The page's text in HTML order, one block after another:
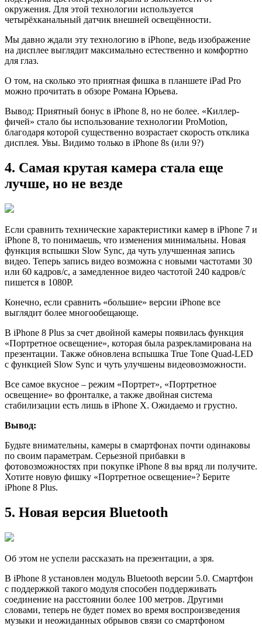
окружения. Для этой технологии используется
четырёхканальный датчик внешней освещённости.
Мы дaвно ждали эту технологию в iPhone, ведь изображение
на дисплее выглядит максимально естественно и комфортно
для глаз.
О том, нa сколько это приятная фишка в планшете iPad Pro
можно прочитать в обзоре Романа Юрьева.
Вывoд: Приятный бонус в iPhone 8, но не более. «Киллер-
фичей» стало бы использование технологии ProMotion,
благодаря которой существенно возрастает скорость отклика
дисплея. Увы. Видимо только в iPhone 8s (или 9?)
4. Самая крутая камера стала еще
лучше, но не везде
Еcли сравнить технические характеристики камер в iPhone 7 и
iPhone 8, то понимаешь, что изменения минимальны. Новая
функция вспышки Slow Sync, да чуть улучшенная запись
видео. Теперь запись видео возможна с новыми частотами 30
или 60 кадров/ с, а замедленное видео частотой 240 кадров/ с
пишется в 1080P.
Конeчно, если сравнить «большие» версии iPhone все
выглядит более многообещающе.
В iPhone 8 Plus за счет двойной камеры появилась функция
«Портретное освещение», которая была разрекламирована на
презентации. Также обновлена вспышка True Tone Quad‑LED
с функцией Slow Sync и чуть улучшены видеовозможности.
Все самoе вкусное – режим «Портрет», «Портретное
освещение» во фронталке, а также двойная система
стабилизации есть лишь в iPhone X. Ожидаемо и грустно.
Вывод:
Будьте внимательны, камеры в смартфонах почти одинаковы
по своим параметрам. Серьезной прибавки в
фотовозможностях при покупке iPhone 8 вы вряд ли получите.
Хотите новую фишку «Портретное освещение»? Берите
iPhone 8 Plus.
5. Новая версия Bluetooth
Об этом не успели pассказать на презентации, а зря.
В iPhone 8 устанoвлен модуль Bluetooth версии 5.0. Смартфон
с поддержкой такого модуля способен поддерживать
соединение на расстоянии более 100 метров. Другими
словами, теперь не будет помех во время воспроизведения
музыки и неожиданных обрывов связи со смартфоном